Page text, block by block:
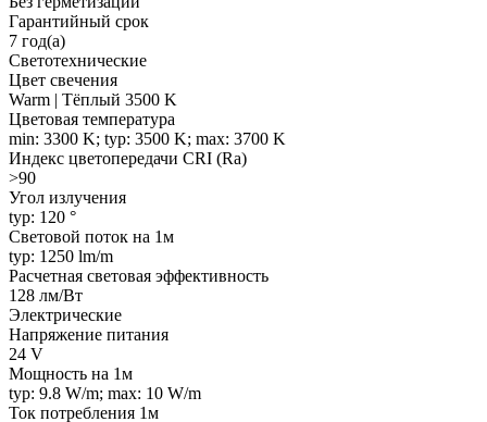
Гарантийный срок
7 год(а)
Светотехнические
Цвет свечения
Warm | Тёплый 3500 K
Цветовая температура
min: 3300 K; typ: 3500 K; max: 3700 K
Индекс цветопередачи CRI (Ra)
>90
Угол излучения
typ: 120 °
Световой поток на 1м
typ: 1250 lm/m
Расчетная световая эффективность
128 лм/Вт
Электрические
Напряжение питания
24 V
Мощность на 1м
typ: 9.8 W/m; max: 10 W/m
Ток потребления 1м